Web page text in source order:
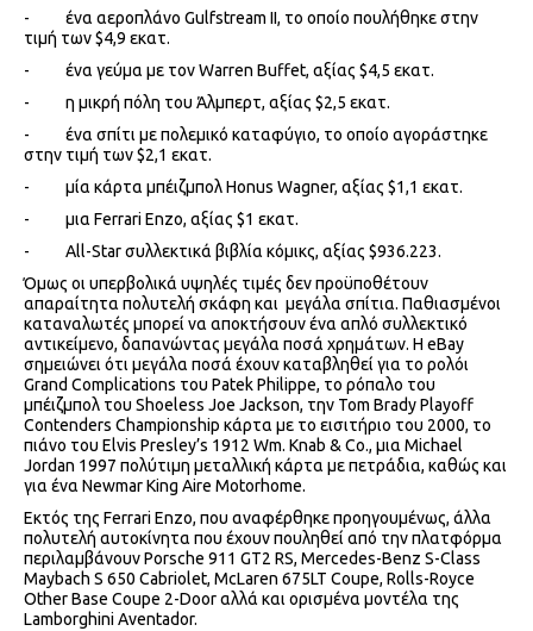
- ένα αεροπλάνο Gulfstream II, το οποίο πουλήθηκε στην
τιμή των $4,9 εκατ.
- ένα γεύμα με τον Warren Buffet, αξίας $4,5 εκατ.
- η μικρή πόλη του Άλμπερτ, αξίας $2,5 εκατ.
- ένα σπίτι με πολεμικό καταφύγιο, το οποίο αγοράστηκε
στην τιμή των $2,1 εκατ.
- μία κάρτα μπέιζμπολ Honus Wagner, αξίας $1,1 εκατ.
- μια Ferrari Enzo, αξίας $1 εκατ.
- All-Star συλλεκτικά βιβλία κόμικς, αξίας $936.223.
Όμως οι υπερβολικά υψηλές τιμές δεν προϋποθέτουν
απαραίτητα πολυτελή σκάφη και μεγάλα σπίτια. Παθιασμένοι
καταναλωτές μπορεί να αποκτήσουν ένα απλό συλλεκτικό
αντικείμενο, δαπανώντας μεγάλα ποσά χρημάτων. Η eBay
σημειώνει ότι μεγάλα ποσά έχουν καταβληθεί για το ρολόι
Grand Complications του Patek Philippe, το ρόπαλο του
μπέιζμπολ του Shoeless Joe Jackson, την Tom Brady Playoff
Contenders Championship κάρτα με το εισιτήριο του 2000, το
πιάνο του Elvis Presley’s 1912 Wm. Knab & Co., μια Michael
Jordan 1997 πολύτιμη μεταλλική κάρτα με πετράδια, καθώς και
για ένα Newmar King Aire Motorhome.
Εκτός της Ferrari Enzo, που αναφέρθηκε προηγουμένως, άλλα
πολυτελή αυτοκίνητα που έχουν πουληθεί από την πλατφόρμα
περιλαμβάνουν Porsche 911 GT2 RS, Mercedes-Benz S-Class
Maybach S 650 Cabriolet, McLaren 675LT Coupe, Rolls-Royce
Other Base Coupe 2-Door αλλά και ορισμένα μοντέλα της
Lamborghini Aventador.